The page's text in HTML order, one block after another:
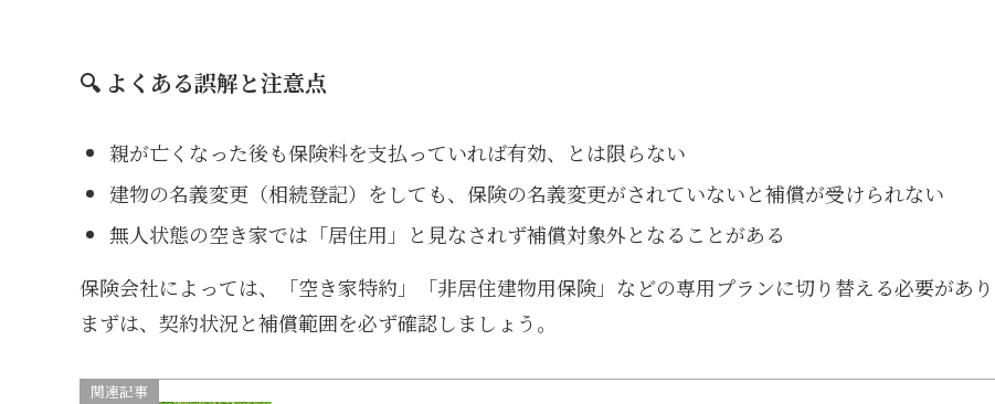
🔍 よくある誤解と注意点
親が亡くなった後も保険料を支払っていれば有効、とは限らない
建物の名義変更（相続登記）をしても、保険の名義変更がされていないと補償が受けられない
無人状態の空き家では「居住用」と見なされず補償対象外となることがある
保険会社によっては、「空き家特約」「非居住建物用保険」などの専用プランに切り替える必要があり
まずは、契約状況と補償範囲を必ず確認しましょう。
関連記事